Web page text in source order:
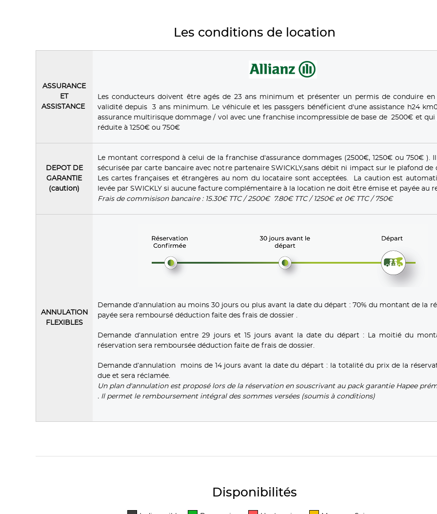
Les conditions de location
ASSURANCE
ET
ASSISTANCE
Les conducteurs doivent être agés de 23 ans minimum et présenter un permis de conduire en
validité depuis 3 ans minimum. Le véhicule et les passgers bénéficient d'une assistance h24
assurance multirisque dommage / vol avec une franchise incompressible de base de 2500€ et
réduite à 1250€ ou 750€
DEPOT DE
GARANTIE
(caution)
Le montant correspond à celui de la franchise d'assurance dommages (2500€, 1250€ ou 750€ ). Il
sécurisée par carte bancaire avec notre partenaire SWICKLY,sans débit ni impact sur le plafond de
Les cartes françaises et étrangères au nom du locataire sont acceptées. La caution est
levée par SWICKLY si aucune facture complémentaire à la location ne doit être émise et payée au
Frais de commisison bancaire : 15.30€ TTC / 2500€ 7.80€ TTC / 1250€ et 0€ TTC / 750€
ANNULATION
FLEXIBLES
Demande d’annulation au moins 30 jours ou plus avant la date du départ : 70% du montant de la
payée sera remboursé déduction faite des frais de dossier .
Demande d’annulation entre 29 jours et 15 jours avant la date du départ : La moitié du
réservation sera remboursée déduction faite de frais de dossier.
Demande d’annulation moins de 14 jours avant la date du départ : la totalité du prix de la
due et sera réclamée.
Un plan d'annulation est proposé lors de la réservation en souscrivant au pack garantie Hapee
. Il permet le remboursement intégral des sommes versées (soumis à conditions)
Disponibilités